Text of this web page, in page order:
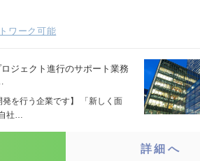
ワーク可能
ジェクト進行のサポート業務
発を行う企業です】 「新しく面
社…
詳細へ